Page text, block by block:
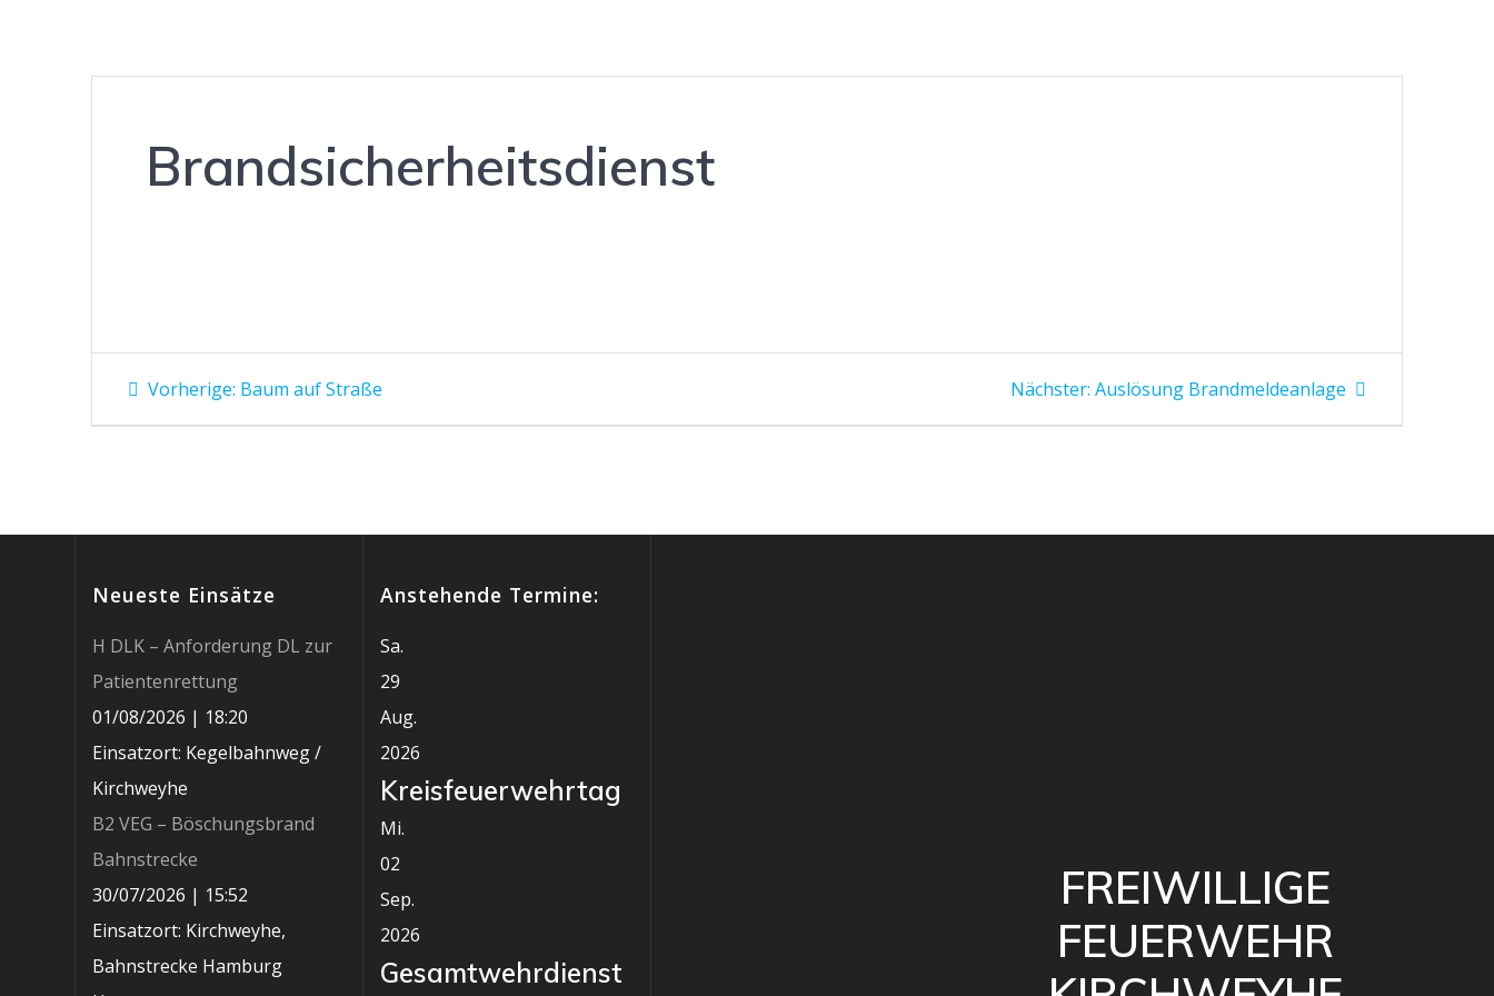
Brandsicherheitsdienst
Beitragsnavigation
Vorherige: Vorheriger
Baum auf Straße Nächster: Nächster
Auslösung Brandmeldeanlage
Neueste Einsätze
H DLK – Anforderung DL zur
Patientenrettung
01/08/2026 | 18:20
Einsatzort: Kegelbahnweg /
Kirchweyhe
B2 VEG – Böschungsbrand
Bahnstrecke
30/07/2026 | 15:52
Einsatzort: Kirchweyhe,
Bahnstrecke Hamburg
Anstehende Termine:
Sa.
29
Aug.
2026
Kreisfeuerwehrtag
Mi.
02
Sep.
2026
Gesamtwehrdienst
FREIWILLIGE
FEUERWEHR